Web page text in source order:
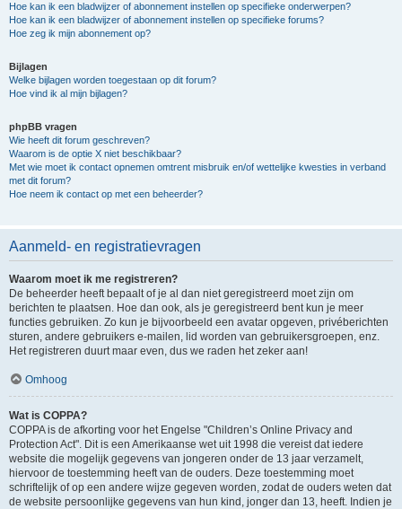
Hoe kan ik een bladwijzer of abonnement instellen op specifieke onderwerpen?
Hoe kan ik een bladwijzer of abonnement instellen op specifieke forums?
Hoe zeg ik mijn abonnement op?
Bijlagen
Welke bijlagen worden toegestaan op dit forum?
Hoe vind ik al mijn bijlagen?
phpBB vragen
Wie heeft dit forum geschreven?
Waarom is de optie X niet beschikbaar?
Met wie moet ik contact opnemen omtrent misbruik en/of wettelijke kwesties in verband
met dit forum?
Hoe neem ik contact op met een beheerder?
Aanmeld- en registratievragen
Waarom moet ik me registreren?
De beheerder heeft bepaalt of je al dan niet geregistreerd moet zijn om
berichten te plaatsen. Hoe dan ook, als je geregistreerd bent kun je meer
functies gebruiken. Zo kun je bijvoorbeeld een avatar opgeven, privéberichten
sturen, andere gebruikers e-mailen, lid worden van gebruikersgroepen, enz.
Het registreren duurt maar even, dus we raden het zeker aan!
Omhoog
Wat is COPPA?
COPPA is de afkorting voor het Engelse "Children’s Online Privacy and
Protection Act". Dit is een Amerikaanse wet uit 1998 die vereist dat iedere
website die mogelijk gegevens van jongeren onder de 13 jaar verzamelt,
hiervoor de toestemming heeft van de ouders. Deze toestemming moet
schriftelijk of op een andere wijze gegeven worden, zodat de ouders weten dat
de website persoonlijke gegevens van hun kind, jonger dan 13, heeft. Indien je